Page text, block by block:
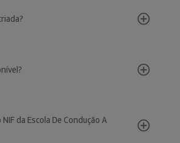
da Escola De Condução A